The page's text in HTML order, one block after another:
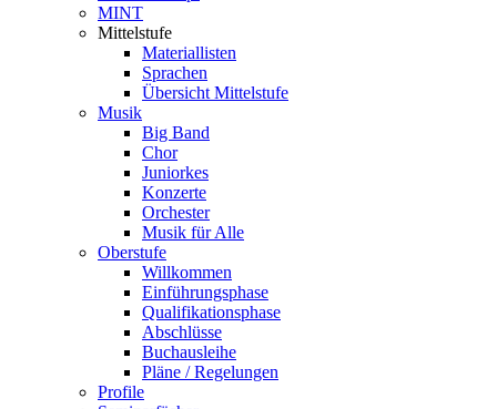
MINT
Mittelstufe
Materiallisten
Sprachen
Übersicht Mittelstufe
Musik
Big Band
Chor
Juniorkes
Konzerte
Orchester
Musik für Alle
Oberstufe
Willkommen
Einführungsphase
Qualifikationsphase
Abschlüsse
Buchausleihe
Pläne / Regelungen
Profile